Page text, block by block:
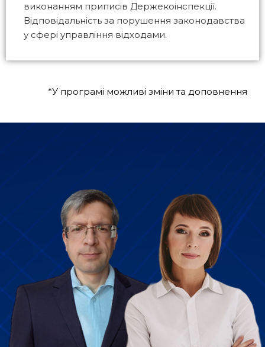
виконанням приписів Держекоінспекції.
Відповідальність за порушення законодавства
у сфері управління відходами.
*У програмі можливі зміни та доповнення